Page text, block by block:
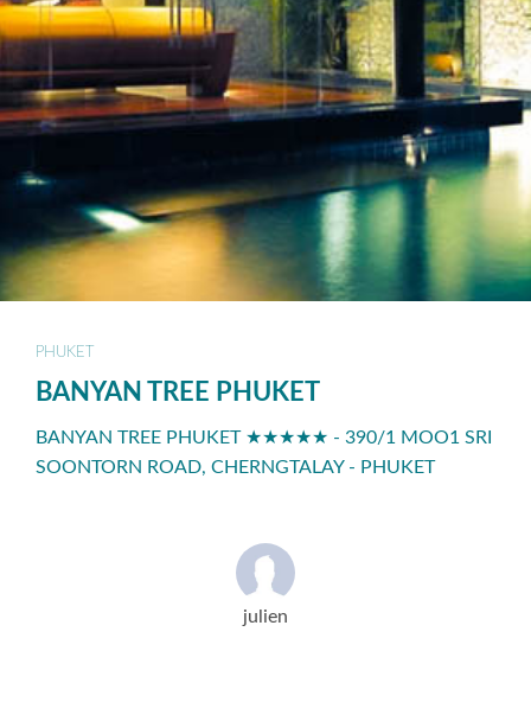
PHUKET
BANYAN TREE PHUKET
BANYAN TREE PHUKET ★★★★★ - 390/1 MOO1 SRI
SOONTORN ROAD, CHERNGTALAY - PHUKET
julien